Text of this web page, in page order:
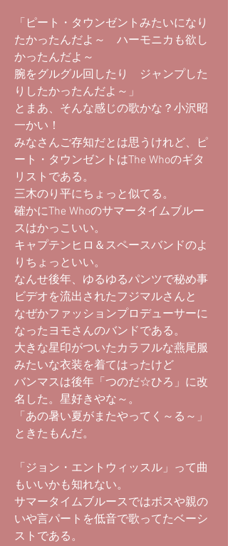
「ピート・タウンゼントみたいになり
たかったんだよ～ ハーモニカも欲し
かったんだよ～
腕をグルグル回したり ジャンプした
りしたかったんだよ～」
とまあ、そんな感じの歌かな？小沢昭
一かい！
みなさんご存知だとは思うけれど、ピ
ート・タウンゼントはThe Whoのギタ
リストである。
三木のり平にちょっと似てる。
確かにThe Whoのサマータイムブルー
スはかっこいい。
キャプテンヒロ＆スペースバンドのよ
りちょっといい。
なんせ後年、ゆるゆるパンツで秘め事
ビデオを流出されたフジマルさんと
なぜかファッションプロデューサーに
なったヨモさんのバンドである。
大きな星印がついたカラフルな燕尾服
みたいな衣装を着てはったけど
バンマスは後年「つのだ☆ひろ」に改
名した。星好きやな～。
「あの暑い夏がまたやってく～る～」
ときたもんだ。
「ジョン・エントウィッスル」って曲
もいいかも知れない。
サマータイムブルースではボスや親の
いや言パートを低音で歌ってたベーシ
ストである。